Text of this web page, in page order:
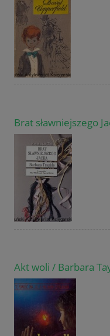
Brat sławniejszego
Akt woli / Barbara